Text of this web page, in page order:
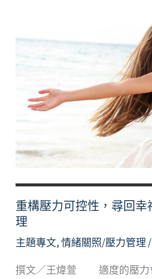
重構壓力可控性，尋回幸
理
主題專文,情緒關照/壓力管理 /
撰文／王煒萱 適度的壓力